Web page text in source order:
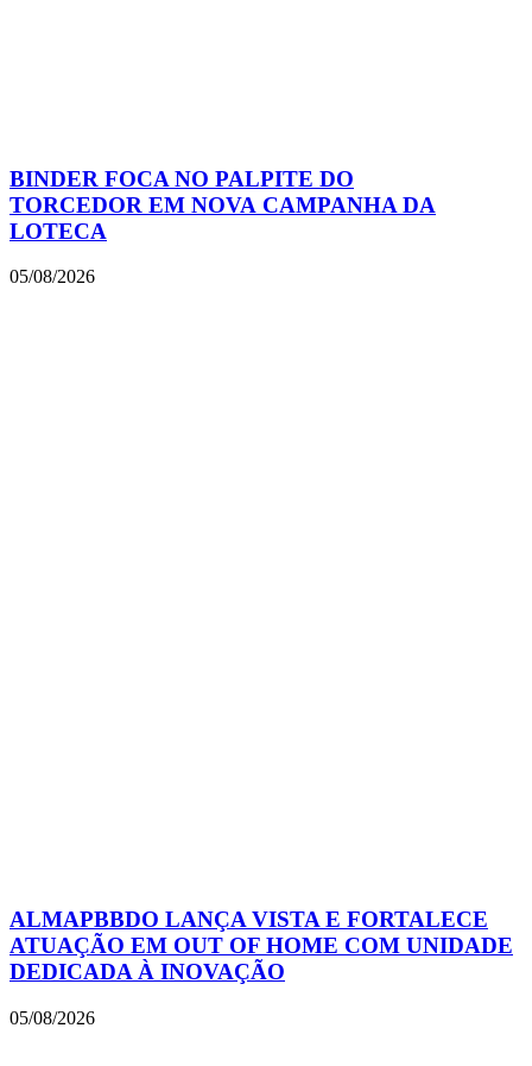
BINDER FOCA NO PALPITE DO
TORCEDOR EM NOVA CAMPANHA DA
LOTECA
05/08/2026
ALMAPBBDO LANÇA VISTA E FORTALECE
ATUAÇÃO EM OUT OF HOME COM UNIDADE
DEDICADA À INOVAÇÃO
05/08/2026